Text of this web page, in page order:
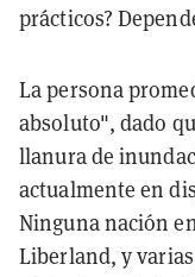
prácticos?
La persona
absoluto", dado
llanura de
actualmente en
Ninguna nación
Liberland, y